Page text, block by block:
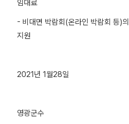
임대료
- 비대면 박람회(온라인 박람회 등)
지원
2021년 1월28일
영광군수